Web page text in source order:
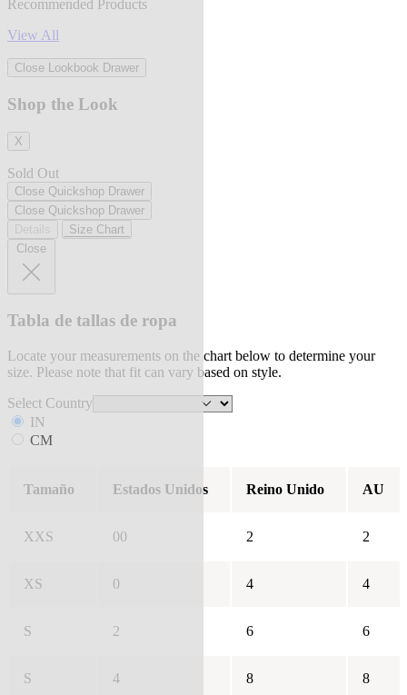
Recommended Products
View All
Close Lookbook Drawer
Shop the Look
X
Sold Out
Close Quickshop Drawer
Close Quickshop Drawer
Size Chart
Close
Tabla de tallas de ropa
Locate your measurements on the chart below to determine your
size. Please note that fit can vary based on style.
Select Country
IN
CM
Tamaño Estados Unidos Reino Unido AU
XXS 00 2 2
XS 0 4 4
S 2 6 6
S 4 8 8